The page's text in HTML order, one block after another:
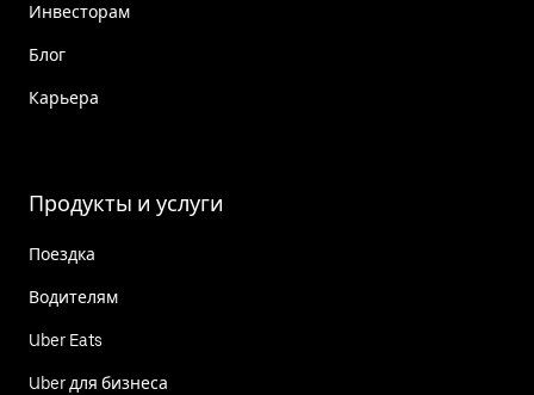
Инвесторам
Блог
Карьера
Продукты и услуги
Поездка
Водителям
Uber Eats
Uber для бизнеса